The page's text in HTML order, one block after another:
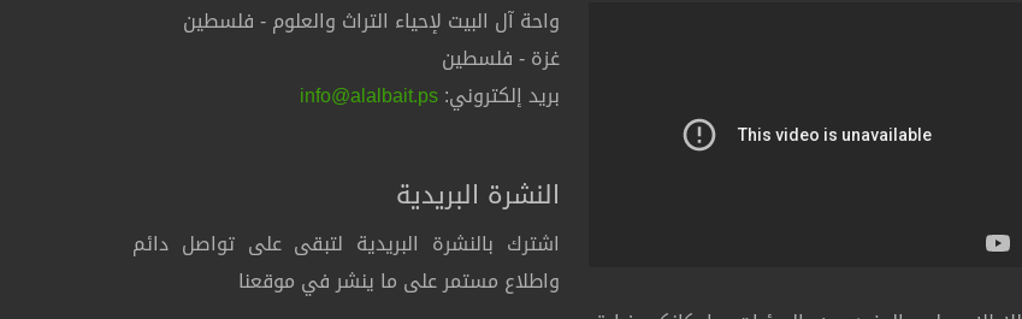
واحة آل البيت لإحياء التراث والعلوم - فلسطين
غزة - فلسطين
بريد إلكتروني:info@alalbait.ps
النشرة البريدية
اشترك بالنشرة البريدية لتبقى على تواصل دائم
واطلاع مستمر على ما ينشر في موقعنا